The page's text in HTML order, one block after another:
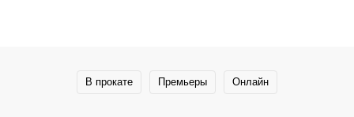
В прокате Премьеры Онлайн